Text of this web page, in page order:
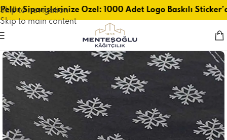
Skip to navigation
Skip to main content
Pelür Siparişlerinize Özel: 1000 Adet Logo Baskılı